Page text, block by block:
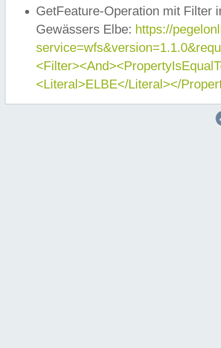
GetFeature-Operation mit Filter
Gewässers Elbe: https://
<Literal>ELBE</Literal></